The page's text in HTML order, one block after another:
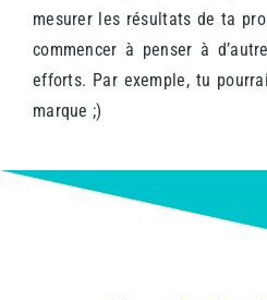
mesurer les résultats de ta
commencer à penser à
efforts. Par exemple, tu
marque ;)